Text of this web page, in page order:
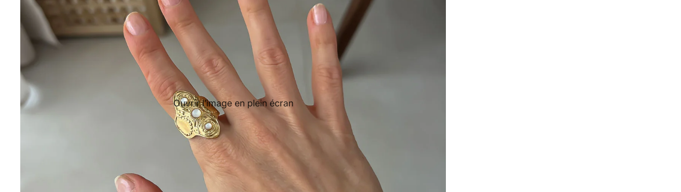
Ouvrir l’image en plein écran